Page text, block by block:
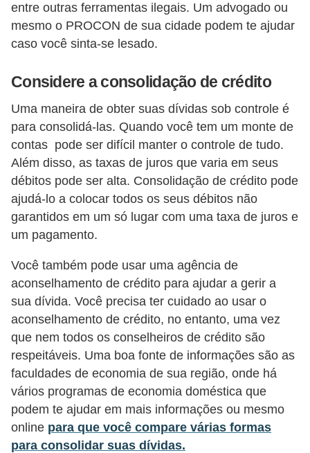
entre outras ferramentas ilegais. Um advogado ou
mesmo o PROCON de sua cidade podem te ajudar
caso você sinta-se lesado.
Considere a consolidação de crédito
Uma maneira de obter suas dívidas sob controle é
para consolidá-las. Quando você tem um monte de
contas pode ser difícil manter o controle de tudo.
Além disso, as taxas de juros que varia em seus
débitos pode ser alta. Consolidação de crédito pode
ajudá-lo a colocar todos os seus débitos não
garantidos em um só lugar com uma taxa de juros e
um pagamento.
Você também pode usar uma agência de
aconselhamento de crédito para ajudar a gerir a
sua dívida. Você precisa ter cuidado ao usar o
aconselhamento de crédito, no entanto, uma vez
que nem todos os conselheiros de crédito são
respeitáveis​​. Uma boa fonte de informações são as
faculdades de economia de sua região, onde há
vários programas de economia doméstica que
podem te ajudar em mais informações ou mesmo
online para que você compare várias formas
para consolidar suas dívidas.
t
o
e
e
n
d
a
N
o
c
i
a
ç
ã
o
P
o